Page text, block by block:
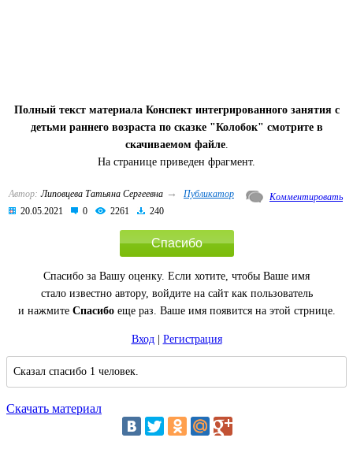
Полный текст материала Конспект интегрированного занятия с
детьми раннего возраста по сказке "Колобок" смотрите в
скачиваемом файле.
На странице приведен фрагмент.
Автор: Липовцева Татьяна Сергеевна →
Публикатор
20.05.2021
0 2261 240
Комментировать
Спасибо
Спасибо за Вашу оценку. Если хотите, чтобы Ваше имя
стало известно автору, войдите на сайт как пользователь
и нажмите Спасибоеще раз. Ваше имя появится на этой стрнице.
Вход| Регистрация
Сказал спасибо 1 человек.
Скачать материал